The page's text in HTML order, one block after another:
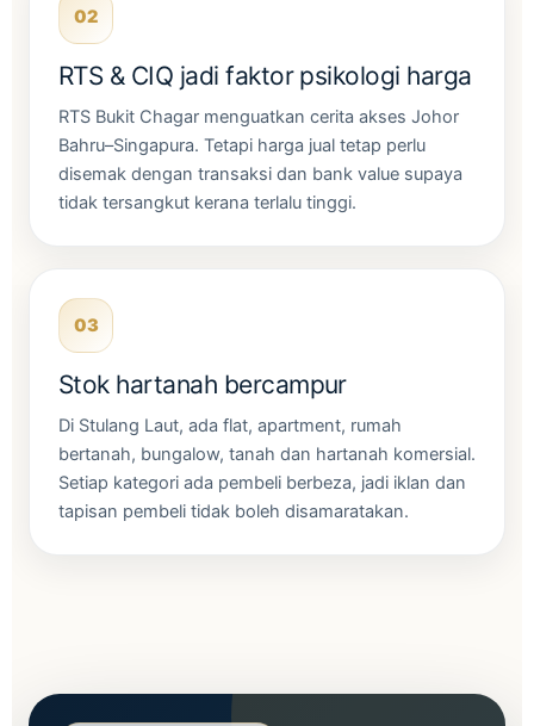
02
RTS & CIQ jadi faktor psikologi harga
RTS Bukit Chagar menguatkan cerita akses Johor
Bahru–Singapura. Tetapi harga jual tetap perlu
disemak dengan transaksi dan bank value supaya
tidak tersangkut kerana terlalu tinggi.
03
Stok hartanah bercampur
Di Stulang Laut, ada flat, apartment, rumah
bertanah, bungalow, tanah dan hartanah komersial.
Setiap kategori ada pembeli berbeza, jadi iklan dan
tapisan pembeli tidak boleh disamaratakan.